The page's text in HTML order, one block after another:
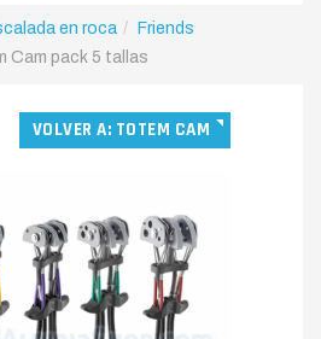
en roca
Friends
Cam pack 5 tallas
VOLVER A: TOTEM CAM